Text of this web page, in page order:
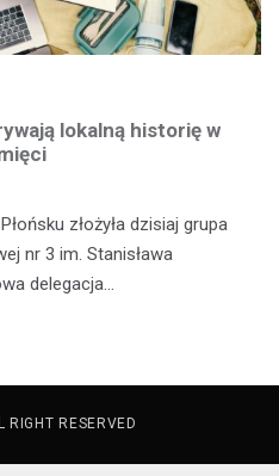
lokalną historię w
złożyła dzisiaj grupa
nr 3 im. Stanisława
delegacja…
RIGHT RESERVED